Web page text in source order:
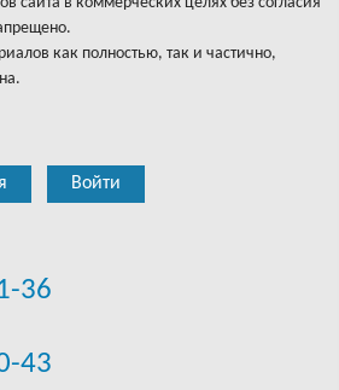
как полностью, так и частично,
Войти
36
43